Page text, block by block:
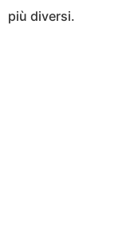
più diversi.